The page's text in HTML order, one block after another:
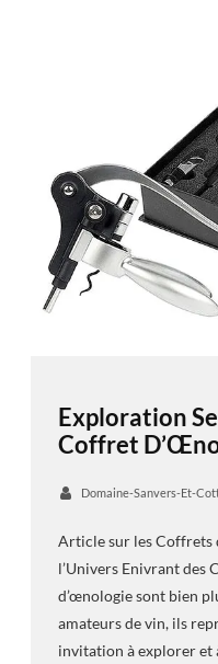
Exploration
Coffret
Domaine-Sanvers-Et-
Article sur les Coffrets
l’Univers Enivrant des
d’œnologie sont bien
amateurs de vin, ils
invitation à explorer et